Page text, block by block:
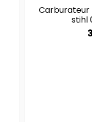
Carburateur
stihl